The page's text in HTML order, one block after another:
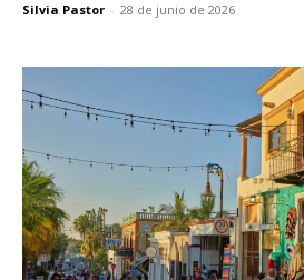
Silvia Pastor - 28 de junio de 2026